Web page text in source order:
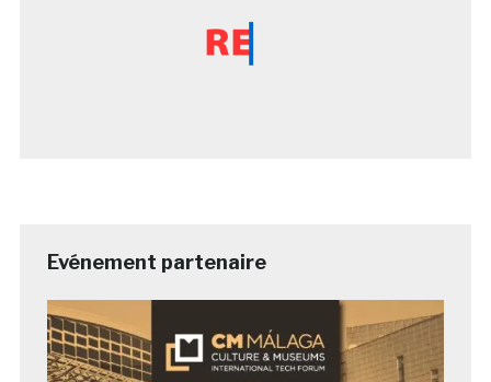
Evénement partenaire